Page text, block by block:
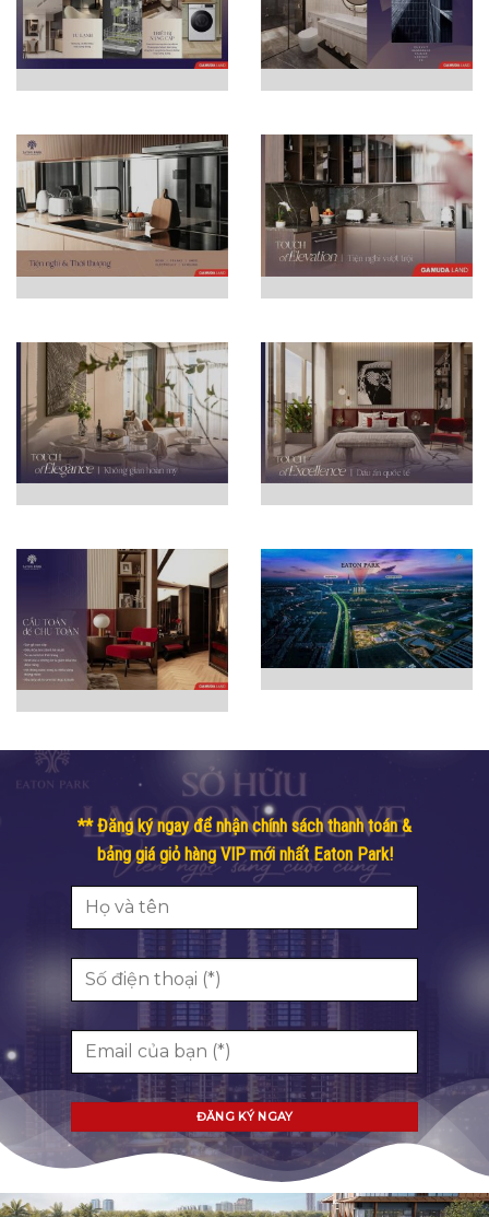
** Đăng ký ngay để nhận chính sách thanh toán &
bảng giá giỏ hàng VIP mới nhất Eaton Park!